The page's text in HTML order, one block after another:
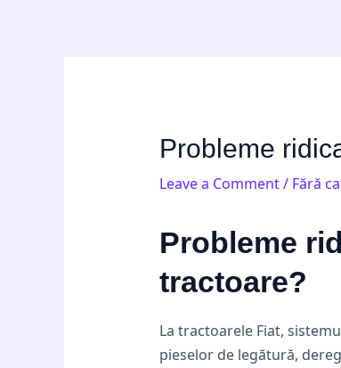
Probleme
Leave a Comment/ Fără
Probleme
tractoare?
La tractoarele Fiat,
pieselor de legătură,